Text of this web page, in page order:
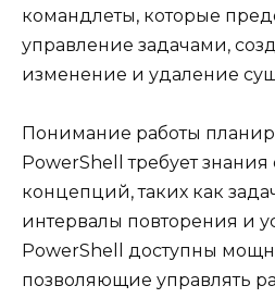
командлеты, которые
управление задачами,
изменение и удаление
Понимание работы
PowerShell требует
концепций, таких как
интервалы повторения и
PowerShell доступны
позволяющие управлять